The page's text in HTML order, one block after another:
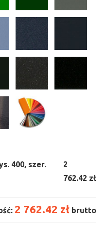
400, szer.
2
762.42 zł
2 762.42 zł brutto